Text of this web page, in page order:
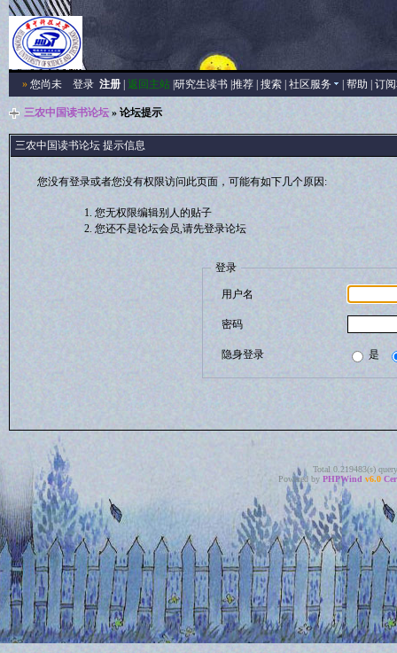
»您尚未 登录 注册| 返回主站| 研究生读书| 推荐| 搜索| 社区服务 帮助 订
三农中国读书论坛» 论坛提示
三农中国读书论坛 提示信息
您没有登录或者您没有权限访问此页面，可能有如下几个原因:
您无权限编辑别人的贴子
您还不是论坛会员,请先登录论坛
登录
用户名
密码
隐身登录 是
Total 0.219483(s)
Powered by PHPWind v6.0